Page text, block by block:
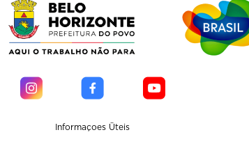
Informaçoes Üteis